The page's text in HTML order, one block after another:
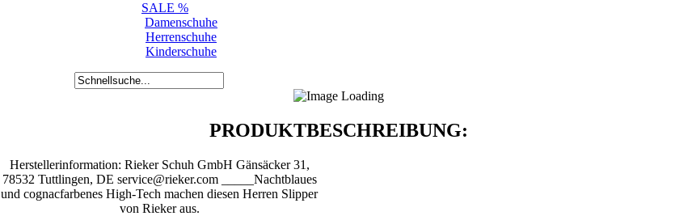
SALE %
Damenschuhe
Herrenschuhe
Kinderschuhe
PRODUKTBESCHREIBUNG:
Herstellerinformation: Rieker Schuh GmbH Gänsäcker 31,
78532 Tuttlingen, DE service@rieker.com _____Nachtblaues
und cognacfarbenes High-Tech machen diesen Herren Slipper
von Rieker aus.